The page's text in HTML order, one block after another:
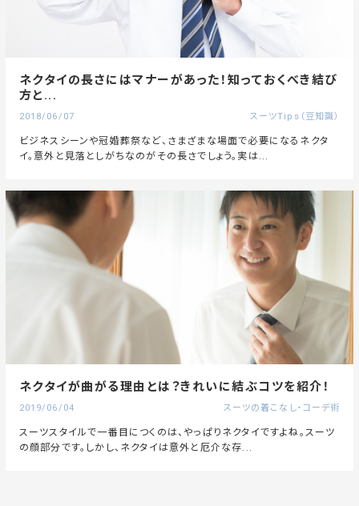
ネクタイの長さにはマナーがあった！知っておくべき結び
方と...
2018/06/07 スーツTips（豆知識）
ビジネスシーンや冠婚葬祭など、さまざまな場面で必要になるネクタ
イ。意外と見落としがちなのがその長さでしょう。実は...
ネクタイが曲がる理由とは？きれいに結ぶコツを紹介！
2019/06/04 スーツの着こなし・コーデ術
スーツスタイルで一番目につくのは、やっぱりネクタイですよね。スーツ
の顔部分です。しかし、ネクタイは意外と厄介な存...